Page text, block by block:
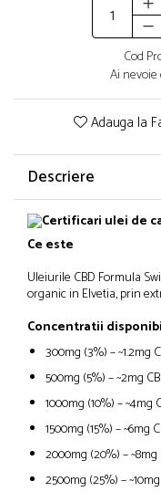
Cod
Ai
Adauga la
Descriere
Ce este
Uleiurile CBD Formula
organic in Elvetia, prin
Concentratii
300mg (3%) – ~1.2mg
500mg (5%) – ~2mg
1000mg (10%) –
1500mg (15%) – ~6mg
2000mg (20%) –
2500mg (25%) –